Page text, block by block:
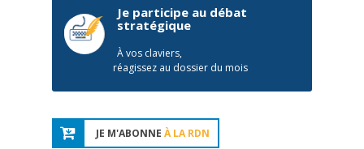
Je participe au débat
stratégique
À vos claviers,
réagissez au dossier du mois
JE M'ABONNE À LA RDN